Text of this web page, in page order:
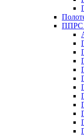
ППРС